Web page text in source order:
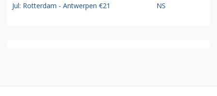
Jul: Rotterdam - Antwerpen €21 NS